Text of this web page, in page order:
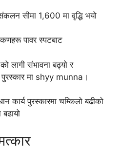
सीमा 1,600 मा वृद्धि भयो
पावर स्पटबाट
लागी संभावना बढ्यो र
पुरस्कार मा shyy munna।
कार्य पुरस्कारमा चम्किलो बढीको